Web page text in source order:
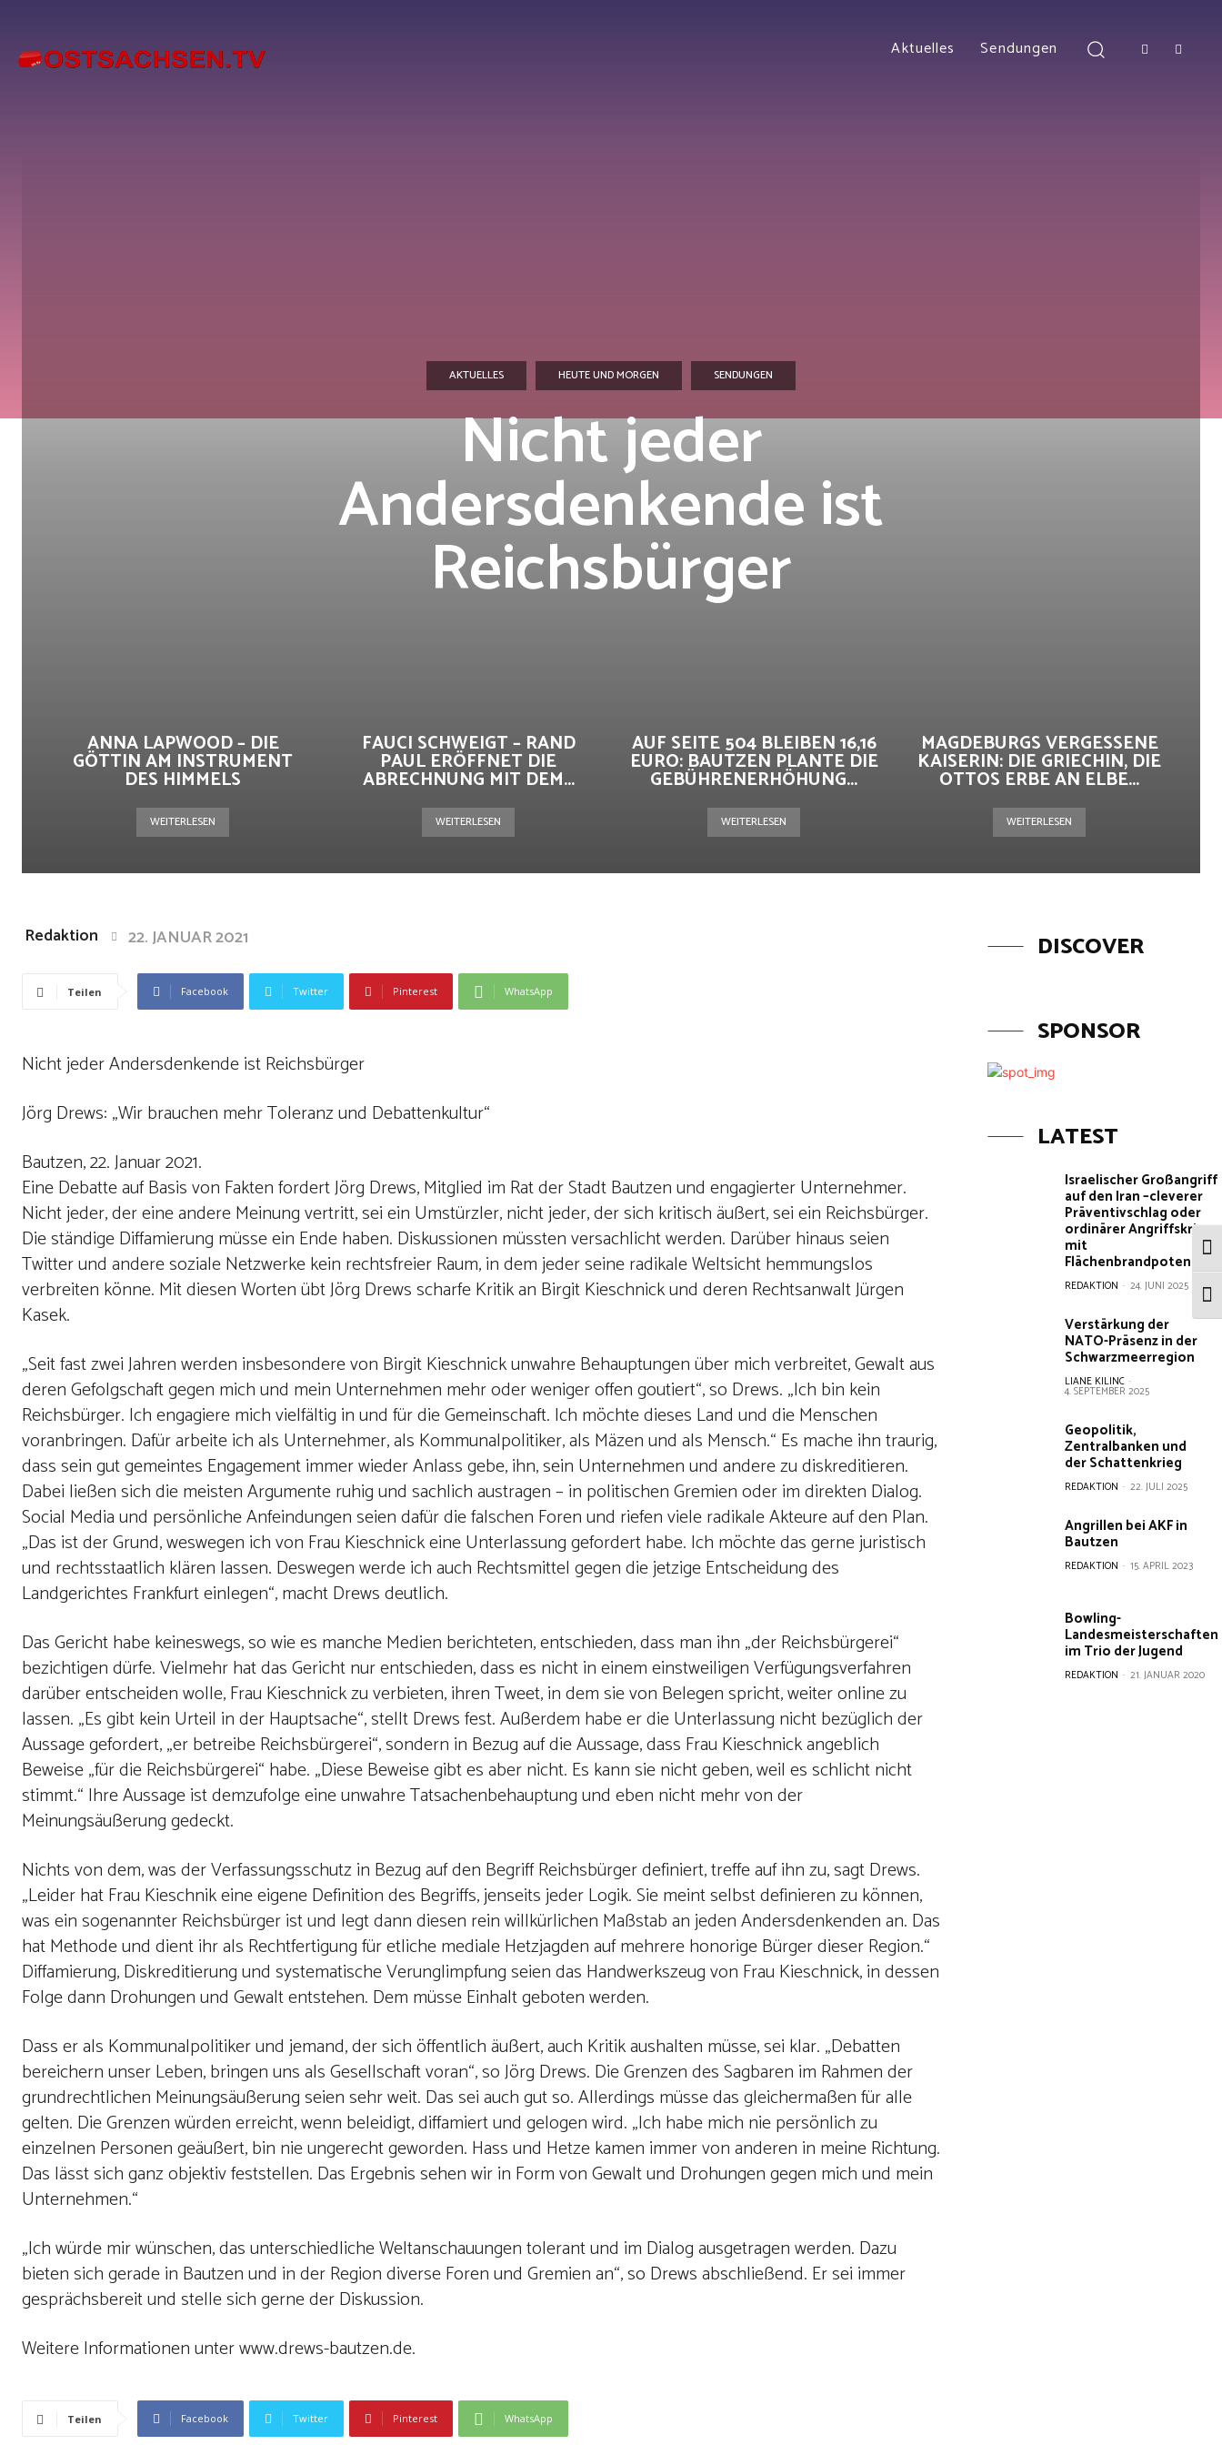
Aktuelles Sendungen
AKTUELLES HEUTE UND MORGEN SENDUNGEN
Nicht jeder
Andersdenkende ist
Reichsbürger
ANNA LAPWOOD – DIE
GÖTTIN AM INSTRUMENT
DES HIMMELS
WEITERLESEN
FAUCI SCHWEIGT – RAND
PAUL ERÖFFNET DIE
ABRECHNUNG MIT DEM...
WEITERLESEN
AUF SEITE 504 BLEIBEN 16,16
EURO: BAUTZEN PLANTE DIE
GEBÜHRENERHÖHUNG...
WEITERLESEN
MAGDEBURGS VERGESSENE
KAISERIN: DIE GRIECHIN, DIE
OTTOS ERBE AN ELBE...
WEITERLESEN
Redaktion 22. JANUAR 2021
Teilen Facebook Twitter Pinterest WhatsApp
Nicht jeder Andersdenkende ist Reichsbürger
Jörg Drews: „Wir brauchen mehr Toleranz und Debattenkultur“
Bautzen, 22. Januar 2021.
Eine Debatte auf Basis von Fakten fordert Jörg Drews, Mitglied im Rat der Stadt Bautzen und engagierter Unternehmer.
Nicht jeder, der eine andere Meinung vertritt, sei ein Umstürzler, nicht jeder, der sich kritisch äußert, sei ein Reichsbürger.
Die ständige Diffamierung müsse ein Ende haben. Diskussionen müssten versachlicht werden. Darüber hinaus seien
Twitter und andere soziale Netzwerke kein rechtsfreier Raum, in dem jeder seine radikale Weltsicht hemmungslos
verbreiten könne. Mit diesen Worten übt Jörg Drews scharfe Kritik an Birgit Kieschnick und deren Rechtsanwalt Jürgen
Kasek.
„Seit fast zwei Jahren werden insbesondere von Birgit Kieschnick unwahre Behauptungen über mich verbreitet, Gewalt aus
deren Gefolgschaft gegen mich und mein Unternehmen mehr oder weniger offen goutiert“, so Drews. „Ich bin kein
Reichsbürger. Ich engagiere mich vielfältig in und für die Gemeinschaft. Ich möchte dieses Land und die Menschen
voranbringen. Dafür arbeite ich als Unternehmer, als Kommunalpolitiker, als Mäzen und als Mensch.“ Es mache ihn traurig,
dass sein gut gemeintes Engagement immer wieder Anlass gebe, ihn, sein Unternehmen und andere zu diskreditieren.
Dabei ließen sich die meisten Argumente ruhig und sachlich austragen – in politischen Gremien oder im direkten Dialog.
Social Media und persönliche Anfeindungen seien dafür die falschen Foren und riefen viele radikale Akteure auf den Plan.
„Das ist der Grund, weswegen ich von Frau Kieschnick eine Unterlassung gefordert habe. Ich möchte das gerne juristisch
und rechtsstaatlich klären lassen. Deswegen werde ich auch Rechtsmittel gegen die jetzige Entscheidung des
Landgerichtes Frankfurt einlegen“, macht Drews deutlich.
Das Gericht habe keineswegs, so wie es manche Medien berichteten, entschieden, dass man ihn „der Reichsbürgerei“
bezichtigen dürfe. Vielmehr hat das Gericht nur entschieden, dass es nicht in einem einstweiligen Verfügungsverfahren
darüber entscheiden wolle, Frau Kieschnick zu verbieten, ihren Tweet, in dem sie von Belegen spricht, weiter online zu
lassen. „Es gibt kein Urteil in der Hauptsache“, stellt Drews fest. Außerdem habe er die Unterlassung nicht bezüglich der
Aussage gefordert, „er betreibe Reichsbürgerei“, sondern in Bezug auf die Aussage, dass Frau Kieschnick angeblich
Beweise „für die Reichsbürgerei“ habe. „Diese Beweise gibt es aber nicht. Es kann sie nicht geben, weil es schlicht nicht
stimmt.“ Ihre Aussage ist demzufolge eine unwahre Tatsachenbehauptung und eben nicht mehr von der
Meinungsäußerung gedeckt.
Nichts von dem, was der Verfassungsschutz in Bezug auf den Begriff Reichsbürger definiert, treffe auf ihn zu, sagt Drews.
„Leider hat Frau Kieschnik eine eigene Definition des Begriffs, jenseits jeder Logik. Sie meint selbst definieren zu können,
was ein sogenannter Reichsbürger ist und legt dann diesen rein willkürlichen Maßstab an jeden Andersdenkenden an. Das
hat Methode und dient ihr als Rechtfertigung für etliche mediale Hetzjagden auf mehrere honorige Bürger dieser Region.“
Diffamierung, Diskreditierung und systematische Verunglimpfung seien das Handwerkszeug von Frau Kieschnick, in dessen
Folge dann Drohungen und Gewalt entstehen. Dem müsse Einhalt geboten werden.
Dass er als Kommunalpolitiker und jemand, der sich öffentlich äußert, auch Kritik aushalten müsse, sei klar. „Debatten
bereichern unser Leben, bringen uns als Gesellschaft voran“, so Jörg Drews. Die Grenzen des Sagbaren im Rahmen der
grundrechtlichen Meinungsäußerung seien sehr weit. Das sei auch gut so. Allerdings müsse das gleichermaßen für alle
gelten. Die Grenzen würden erreicht, wenn beleidigt, diffamiert und gelogen wird. „Ich habe mich nie persönlich zu
einzelnen Personen geäußert, bin nie ungerecht geworden. Hass und Hetze kamen immer von anderen in meine Richtung.
Das lässt sich ganz objektiv feststellen. Das Ergebnis sehen wir in Form von Gewalt und Drohungen gegen mich und mein
Unternehmen.“
„Ich würde mir wünschen, das unterschiedliche Weltanschauungen tolerant und im Dialog ausgetragen werden. Dazu
bieten sich gerade in Bautzen und in der Region diverse Foren und Gremien an“, so Drews abschließend. Er sei immer
gesprächsbereit und stelle sich gerne der Diskussion.
Weitere Informationen unter www.drews-bautzen.de.
Teilen Facebook Twitter Pinterest WhatsApp
DISCOVER
SPONSOR
LATEST
Israelischer Großangriff
auf den Iran –cleverer
Präventivschlag oder
ordinärer Angriffskrieg
mit
Flächenbrandpotential?
REDAKTION - 24. JUNI 2025
Verstärkung der
NATO-Präsenz in der
Schwarzmeerregion
LIANE KILINC -
4. SEPTEMBER 2025
Geopolitik,
Zentralbanken und
der Schattenkrieg
REDAKTION - 22. JULI 2025
Angrillen bei AKF in
Bautzen
REDAKTION - 15. APRIL 2023
Bowling-
Landesmeisterschaften
im Trio der Jugend
REDAKTION - 21. JANUAR 2020